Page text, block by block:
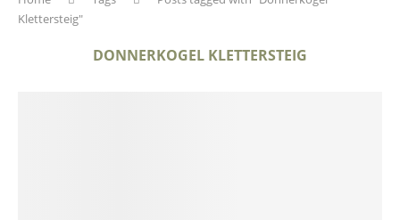
Klettersteig"
DONNERKOGEL KLETTERSTEIG